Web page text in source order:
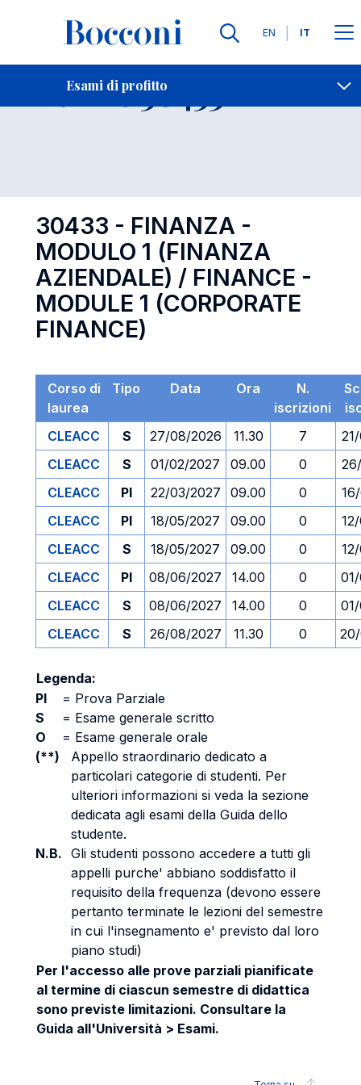
Lingue
EN IT
Esami di profitto
Contatti
Esame 30433 Open
30433 - FINANZA -
MODULO 1 (FINANZA
AZIENDALE) / FINANCE -
MODULE 1 (CORPORATE
FINANCE)
Corso di
laurea
Tipo Data Ora
N.
iscrizioni
CLEACC
S 27/08/2026 11.30 7
CLEACC
S 01/02/2027 09.00 0
CLEACC
PI 22/03/2027 09.00 0
CLEACC
PI 18/05/2027 09.00 0
CLEACC
S 18/05/2027 09.00 0
CLEACC
PI 08/06/2027 14.00 0
CLEACC
S 08/06/2027 14.00 0
CLEACC
S 26/08/2027 11.30 0
Legenda:
PI
= Prova Parziale
S
= Esame generale scritto
O
= Esame generale orale
(**)
Appello straordinario dedicato a
particolari categorie di studenti. Per
ulteriori informazioni si veda la sezione
dedicata agli esami della Guida dello
studente.
N.B. Gli studenti possono accedere a tutti gli
appelli purche' abbiano soddisfatto il
requisito della frequenza (devono essere
pertanto terminate le lezioni del semestre
in cui l'insegnamento e' previsto dal loro
piano studi)
Per l'accesso alle prove parziali pianificate
al termine di ciascun semestre di didattica
sono previste limitazioni. Consultare la
Guida all'Università > Esami.